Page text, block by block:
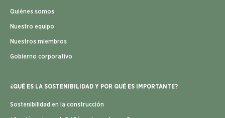
Quiénes somos
Nuestro equipo
Nuestros miembros
Gobierno corporativo
¿QUÉ ES LA SOSTENIBILIDAD Y POR QUÉ ES IMPORTANTE?
Sostenibilidad en la construcción